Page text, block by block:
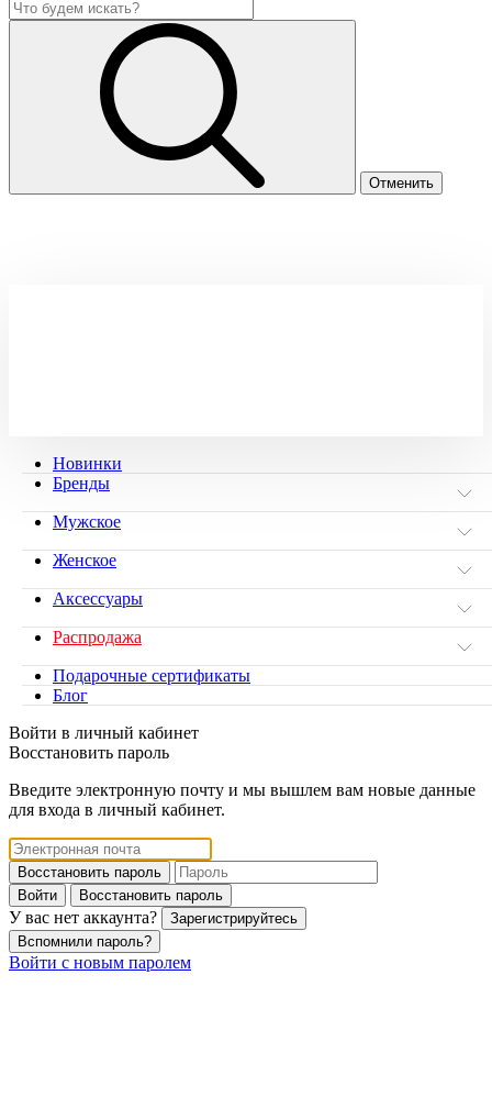
Новинки
Бренды
Мужское
Женское
Аксессуары
Распродажа
Подарочные сертификаты
Блог
Войти в личный кабинет
Восстановить пароль
Введите электронную почту и мы вышлем вам новые данные
для входа в личный кабинет.
Восстановить пароль
Войти
Восстановить пароль
У вас нет аккаунта?
Зарегистрируйтесь
Вспомнили пароль?
Войти с новым паролем